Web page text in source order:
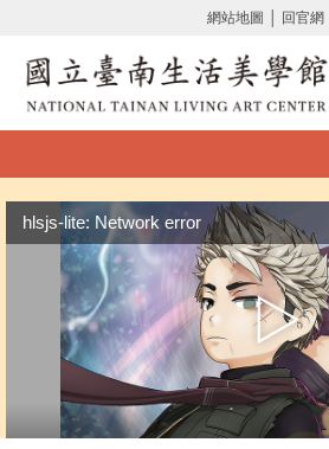
網站地圖 回官網
hlsjs-lite: Network error